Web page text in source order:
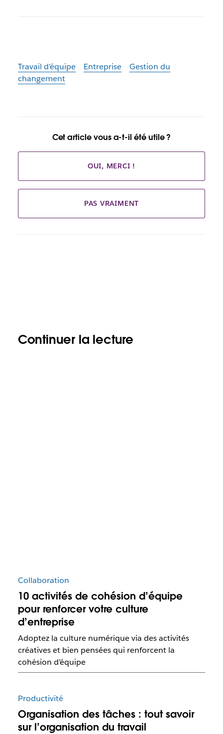
Travail d’équipe Entreprise
Gestion du
changement
Cet article vous a-t-il été utile ?
OUI, MERCI !
PAS VRAIMENT
Continuer la lecture
Collaboration
10 activités de cohésion d’équipe
pour renforcer votre culture
d’entreprise
Adoptez la culture numérique via des activités
créatives et bien pensées qui renforcent la
cohésion d’équipe
Productivité
Organisation des tâches : tout savoir
sur l’organisation du travail